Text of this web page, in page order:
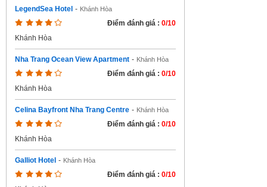
LegendSea Hotel - Khánh Hòa
Điểm đánh giá : 0/10
Khánh Hòa
Nha Trang Ocean View Apartment - Khánh Hòa
Điểm đánh giá : 0/10
Khánh Hòa
Celina Bayfront Nha Trang Centre - Khánh Hòa
Điểm đánh giá : 0/10
Khánh Hòa
Galliot Hotel - Khánh Hòa
Điểm đánh giá : 0/10